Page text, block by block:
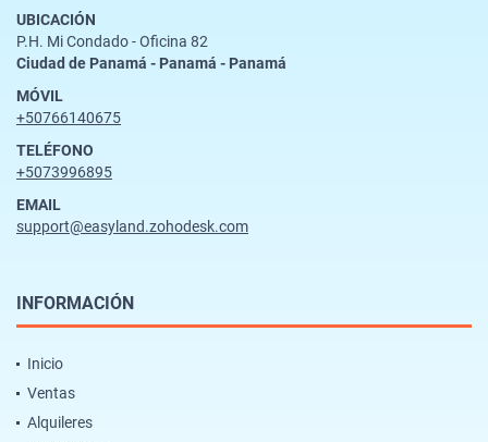
UBICACIÓN
P.H. Mi Condado - Oficina 82
Ciudad de Panamá - Panamá - Panamá
MÓVIL
+50766140675
TELÉFONO
+5073996895
EMAIL
support@easyland.zohodesk.com
INFORMACIÓN
Inicio
Ventas
Alquileres